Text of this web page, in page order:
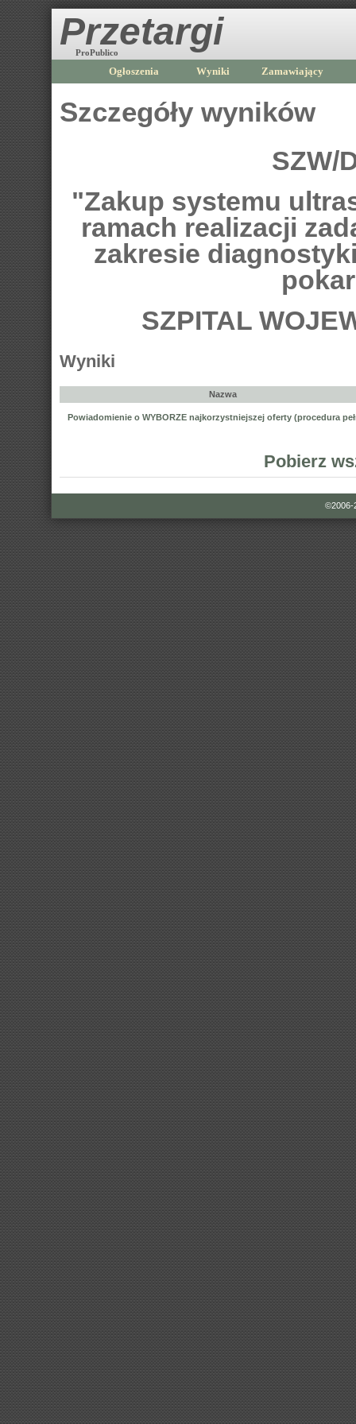
Przetargi
ProPublico
Ogłoszenia Wyniki Zamawiający
Szczegóły wyników
SZW/
"Zakup systemu
ramach realizacji
zakresie
SZPITAL
Wyniki
Nazwa
Powiadomienie o WYBORZE najkorzystniejszej oferty (procedura
Pobierz
©2006-